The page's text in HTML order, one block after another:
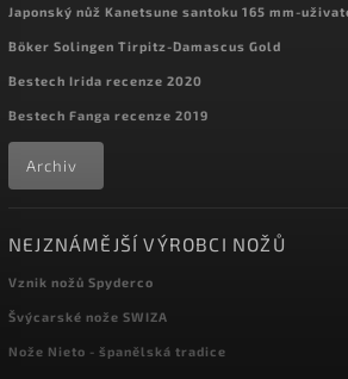
Japonský nůž Kanetsune santoku 165 mm-
Böker Solingen Tirpitz-Damascus Gold
Bestech Irida recenze 2020
Bestech Fanga recenze 2019
Archiv
NEJZNÁMĚJŠÍ VÝROBCI NOŽŮ
Vznik nožů Spyderco
Švýcarské nože SWIZA
Nože Nieto - španělská tradice